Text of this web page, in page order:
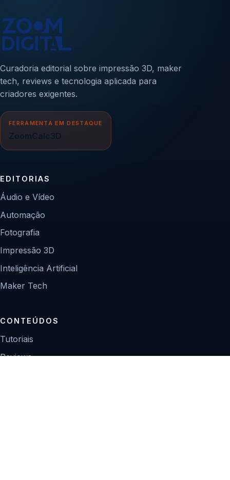
Curadoria editorial sobre impressão 3D, maker
tech, reviews e tecnologia aplicada para
criadores exigentes.
FERRAMENTA EM DESTAQUE
ZoomCalc3D
EDITORIAS
Áudio e Vídeo
Automação
Fotografia
Impressão 3D
Inteligência Artificial
Maker Tech
CONTEÚDOS
Tutoriais
Reviews